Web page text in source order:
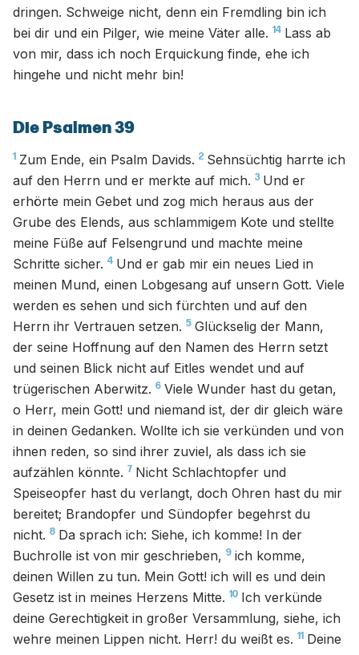
dringen. Schweige nicht, denn ein Fremdling bin ich
bei dir und ein Pilger, wie meine Väter alle. 14 Lass ab
von mir, dass ich noch Erquickung finde, ehe ich
hingehe und nicht mehr bin!
Die Psalmen 39
1 Zum Ende, ein Psalm Davids. 2 Sehnsüchtig harrte ich
auf den Herrn und er merkte auf mich. 3 Und er
erhörte mein Gebet und zog mich heraus aus der
Grube des Elends, aus schlammigem Kote und stellte
meine Füße auf Felsengrund und machte meine
Schritte sicher. 4 Und er gab mir ein neues Lied in
meinen Mund, einen Lobgesang auf unsern Gott. Viele
werden es sehen und sich fürchten und auf den
Herrn ihr Vertrauen setzen. 5 Glückselig der Mann,
der seine Hoffnung auf den Namen des Herrn setzt
und seinen Blick nicht auf Eitles wendet und auf
trügerischen Aberwitz. 6 Viele Wunder hast du getan,
o Herr, mein Gott! und niemand ist, der dir gleich wäre
in deinen Gedanken. Wollte ich sie verkünden und von
ihnen reden, so sind ihrer zuviel, als dass ich sie
aufzählen könnte. 7 Nicht Schlachtopfer und
Speiseopfer hast du verlangt, doch Ohren hast du mir
bereitet; Brandopfer und Sündopfer begehrst du
nicht. 8 Da sprach ich: Siehe, ich komme! In der
Buchrolle ist von mir geschrieben, 9 ich komme,
deinen Willen zu tun. Mein Gott! ich will es und dein
Gesetz ist in meines Herzens Mitte. 10 Ich verkünde
deine Gerechtigkeit in großer Versammlung, siehe, ich
wehre meinen Lippen nicht. Herr! du weißt es. 11 Deine